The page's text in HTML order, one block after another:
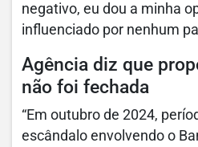
negativo, eu dou a minha
influenciado por nenhum
Agência diz que
não foi fechada
“Em outubro de 2024,
escândalo envolvendo o